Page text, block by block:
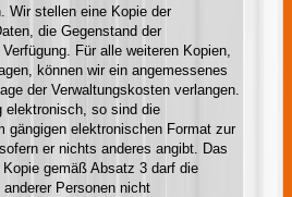
Wir stellen eine Kopie der
die Gegenstand der
Für alle weiteren Kopien,
können wir ein angemessenes
der Verwaltungskosten verlangen.
elektronisch, so sind die
gängigen elektronischen Format zur
er nichts anderes angibt. Das
gemäß Absatz 3 darf die
Personen nicht